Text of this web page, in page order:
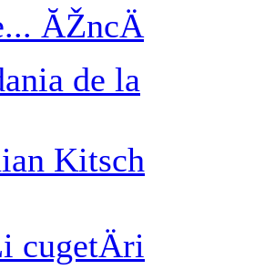
ĂŽncÄ
de la
Kitsch
cugetÄri